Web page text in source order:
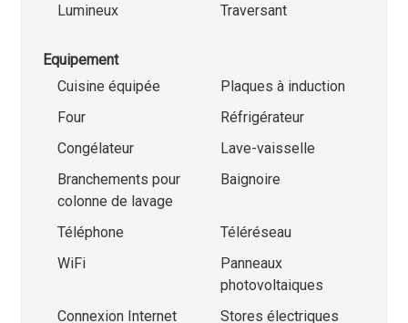
Lumineux
Traversant
Equipement
Cuisine équipée
Plaques à induction
Four
Réfrigérateur
Congélateur
Lave-vaisselle
Branchements pour
colonne de lavage
Baignoire
Téléphone
Téléréseau
WiFi
Panneaux
photovoltaiques
Connexion Internet
Stores électriques